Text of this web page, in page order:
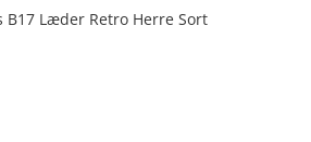
B17 Læder Retro Herre Sort